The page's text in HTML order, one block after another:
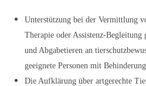
Unterstützung bei der Vermittlung
Therapie oder Assistenz-Begleitung
und Abgabetieren an
geeignete Personen mit
Die Aufklärung über artgerechte